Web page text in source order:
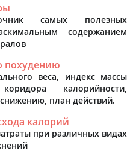
самых полезных
содержанием
похудению
веса, индекс массы
калорийности,
план действий.
калорий
при различных видах